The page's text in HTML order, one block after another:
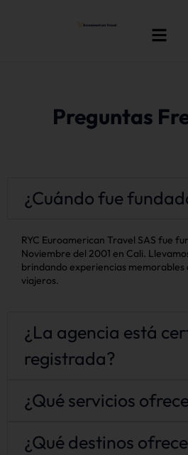
Preguntas
¿Cuándo fue
RYC Euroamerican Travel SAS fue
Noviembre del 2001 en Cali.
brindando experiencias memorables
viajeros.
¿La agencia está
registrada?
¿Qué servicios
¿Qué destinos